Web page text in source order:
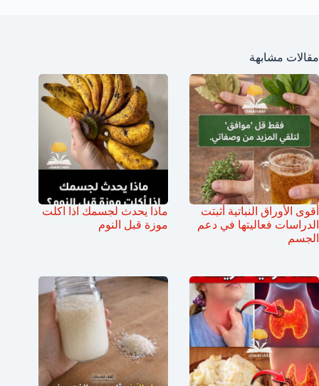
مقالات مشابهة
أقوى الأوراق النباتية أثبتت
الدراسات فعاليتها في دعم
الجسم
ماذا يحدث لجسمك اذا اكلت
موزة قبل النوم